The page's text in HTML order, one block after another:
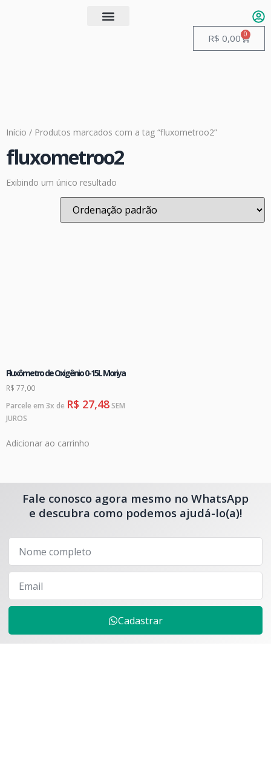
R$ 0,00 0
Início / Produtos marcados com a tag “fluxometroo2”
fluxometroo2
Exibindo um único resultado
Fluxômetro de Oxigênio 0-15L Moriya
R$ 77,00
Parcele em 3x de R$ 27,48SEM
JUROS
Adicionar ao carrinho
Fale conosco agora mesmo no WhatsApp
e descubra como podemos ajudá-lo(a)!
Cadastrar